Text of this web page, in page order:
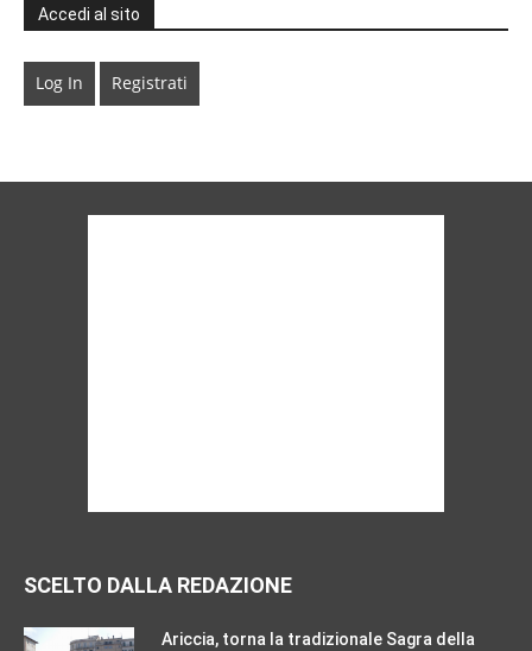
Accedi al sito
Log In Registrati
SCELTO DALLA REDAZIONE
Ariccia, torna la tradizionale Sagra della